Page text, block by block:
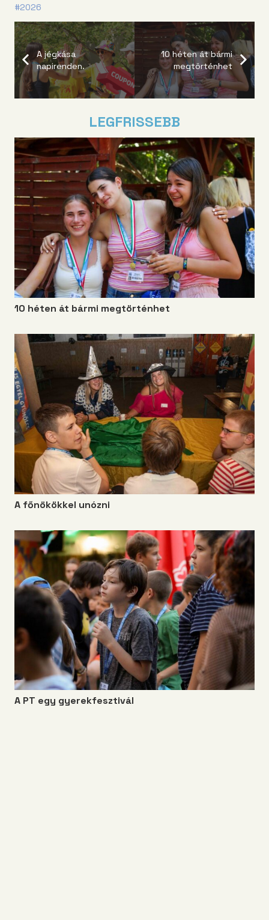
#2026
A jégkása
napirenden.
10 héten át bármi
megtörténhet
LEGFRISSEBB
10 héten át bármi megtörténhet
A főnökökkel unózni
A PT egy gyerekfesztivál